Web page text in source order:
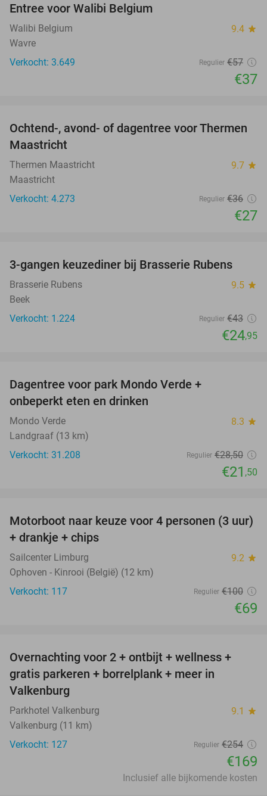
Entree voor Walibi Belgium
Walibi Belgium 9.4 star
Wavre
Verkocht: 3.649
Regulier €57
€37
25%
Ochtend-, avond- of dagentree voor Thermen
Maastricht
Thermen Maastricht 9.7 star
Maastricht
Verkocht: 4.273
Regulier €36
€27
42%
3-gangen keuzediner bij Brasserie Rubens
Brasserie Rubens 9.5 star
Beek
Verkocht: 1.224
Regulier €43
€24,95
Dagentree voor park Mondo Verde +
onbeperkt eten en drinken
Mondo Verde 8.3 star
Landgraaf (13 km)
Verkocht: 31.208
Regulier €28,50
€21 ,50
31%
Motorboot naar keuze voor 4 personen (3 uur)
+ drankje + chips
Sailcenter Limburg 9.2 star
Ophoven - Kinrooi (België) (12 km)
Verkocht: 117
Regulier €100
€69
33%
Overnachting voor 2 + ontbijt + wellness +
gratis parkeren + borrelplank + meer in
Valkenburg
Parkhotel Valkenburg 9.1 star
Valkenburg (11 km)
Verkocht: 127
Regulier €254
€169
Inclusief alle bijkomende kosten